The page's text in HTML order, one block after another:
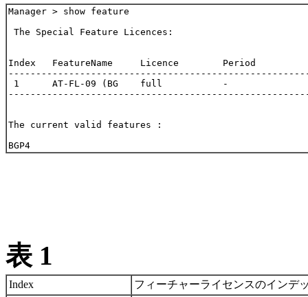
Manager > show feature
The Special Feature Licences:
Index   FeatureName     Licence        Period
1      AT-FL-09 (BG    full           -
The current valid features :
表 1
Index
フィーチャーライセンスのインデ